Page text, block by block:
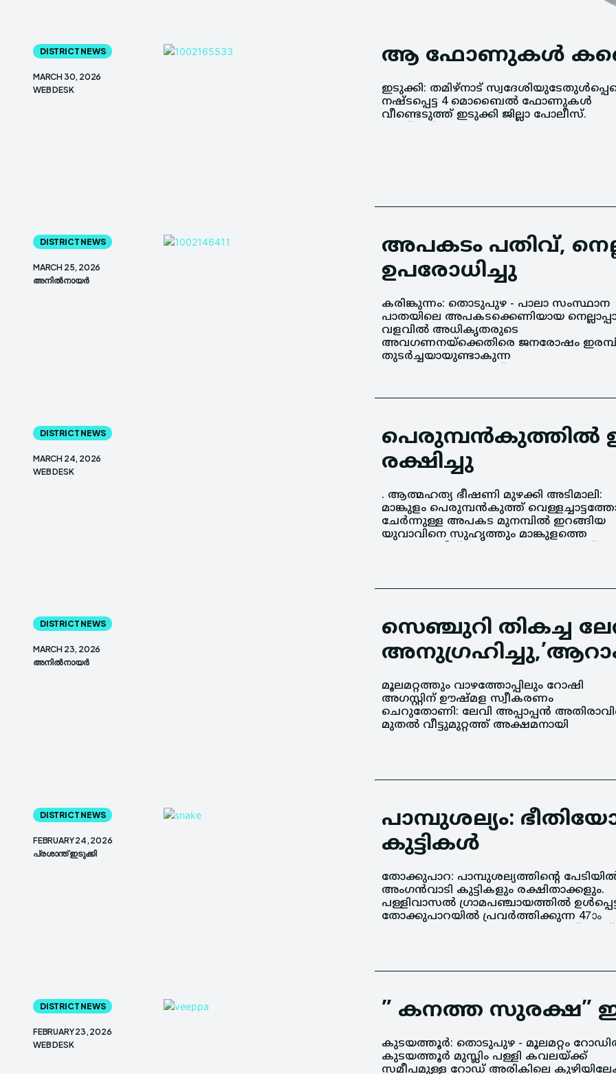
DISTRICT NEWS
MARCH 30, 2026
WEB DESK
ആ ഫോണുകൾ
ഇടുക്കി: തമിഴ്നാട്
നഷ്ടപ്പെട്ട 4 മൊബൈൽ ഫോണുകൾ
വീണ്ടെടുത്ത് ഇടുക്കി ജില്ലാ പോലീസ്.
തമിഴ്നാട് സ്വദേശി മുത്തയ്യ,
സ്വദേശി ജോഷി തോമസ്, കുമളി സ്വദേശി
DISTRICT NEWS
MARCH 25, 2026
അനിൽ നായർ
അപകടം പതിവ്,
ഉപരോധിച്ചു
കരിങ്കുന്നം: തൊടുപുഴ - പാലാ സംസ്ഥാന
പാതയിലെ അപകടക്കെണിയായ
വളവിൽ അധികൃതരുടെ
അവഗണനയ്‌ക്കെതിരെ ജനരോഷം
തുടർച്ചയായുണ്ടാകുന്ന
വാഹനാപകടങ്ങൾക്ക് ശാശ്വത പരിഹാരം
കാണണമെന്നാവശ്യപ്പെട്ട്
നേതൃത്വത്തിൽ സംസ്ഥാന പാത ഉപരോധിച്ചു.
DISTRICT NEWS
MARCH 24, 2026
WEB DESK
പെരുമ്പന്‍കുത്തിൽ
രക്ഷിച്ചു
. ആത്മഹത്യ ഭീഷണി മുഴക്കി അടിമാലി:
മാങ്കുളം പെരുമ്പന്‍കുത്ത്
ചേര്‍ന്നുള്ള അപകട മുനമ്പില്‍ ഇറങ്ങിയ
യുവാവിനെ സുഹൃത്തും മാങ്കുളത്തെ
ഏതാനും ജീപ്പ് ഡ്രൈവര്‍മാരും ചേര്‍ന്ന്
അതിസാഹസികമായി രക്ഷിച്ചു.
DISTRICT NEWS
MARCH 23, 2026
അനിൽ നായർ
സെഞ്ചുറി തികച്ച
അനുഗ്രഹിച്ചു,’ആറാം
മൂലമറ്റത്തും വാഴത്തോപ്പിലും റോഷി
അഗസ്റ്റിന് ഊഷ്മള സ്വീകരണം
ചെറുതോണി: ലേവി അപ്പാപ്പന്‍
മുതല്‍ വീട്ടുമുറ്റത്ത് അക്ഷമനായി
കാത്തുനിന്നത് റോഷി എത്തുന്നു
എന്നറിഞ്ഞാണ്. ആ കാത്തു നില്‍പ്പാകട്ടെ
വെറുതേയായുമില്ല. പതിവു പോലെ
DISTRICT NEWS
FEBRUARY 24, 2026
പ്രശാന്ത് ഇടുക്കി
പാമ്പുശല്യം:
കുട്ടികൾ
തോക്കുപാറ: പാമ്പുശല്യത്തിന്റെ
അംഗൻവാടി കുട്ടികളും രക്ഷിതാക്കളും.
പള്ളിവാസൽ ഗ്രാമപഞ്ചായത്തിൽ
തോക്കുപാറയിൽ പ്രവർത്തിക്കുന്ന 47ാം
നമ്പർ അംഗൻവാടി പരിസരത്താണ്
ശല്യം രൂക്ഷമായത്. പഞ്ചായത്തിൻ്റെ
ഉടമസ്ഥതയിലുള്ള കെട്ടിടത്തിലാണ്
DISTRICT NEWS
FEBRUARY 23, 2026
WEB DESK
” കനത്ത സുരക്ഷ”
കുടയത്തൂർ: തൊടുപുഴ - മൂലമറ്റം
കുടയത്തൂർ മുസ്ലിം പള്ളി കവലയ്ക്ക്
സമീപമുള്ള റോഡ് അരികിലെ
പൊതുമരാമത്ത് വകുപ്പിൻ്റെ
"കനത്ത " സുരക്ഷ
ഒരുക്കിയിരിക്കുന്നു.കഴിഞ്ഞ